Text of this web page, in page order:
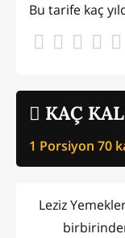
KAÇ
1 Porsiyon 70
Bu tarife kaç
Leziz